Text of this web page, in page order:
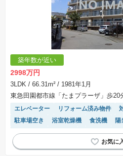
築年数が近い
2998万円
3LDK / 66.31m² / 1981年1月
東急田園都市線「たまプラーザ」歩20
エレベーター リフォーム済み物件
駐車場空き
浴室乾燥機 食洗機
陽
駐輪場・バイク置き場
駐車場(普通車)
システムキッチン